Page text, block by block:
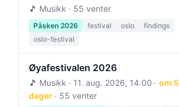
🎵 Musikk · 55 venter
Påsken 2026 festival oslo
findings
oslo-festival
Øyafestivalen 2026
🎵 Musikk · 11. aug. 2026, 14:00
om 5
dager · 55 venter